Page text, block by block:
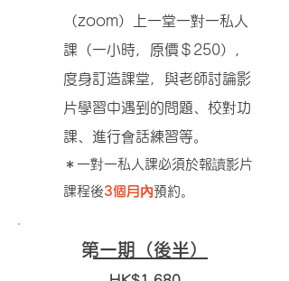
（zoom）上一堂一對一私人
課（一小時，原價＄250），
度身訂造課堂，與老師討論影
片學習中遇到的問題、校對功
課、進行會話練習等。
＊一對一私人課必須於報讀影片
課程後3個月內預約。
​第一期（後半）